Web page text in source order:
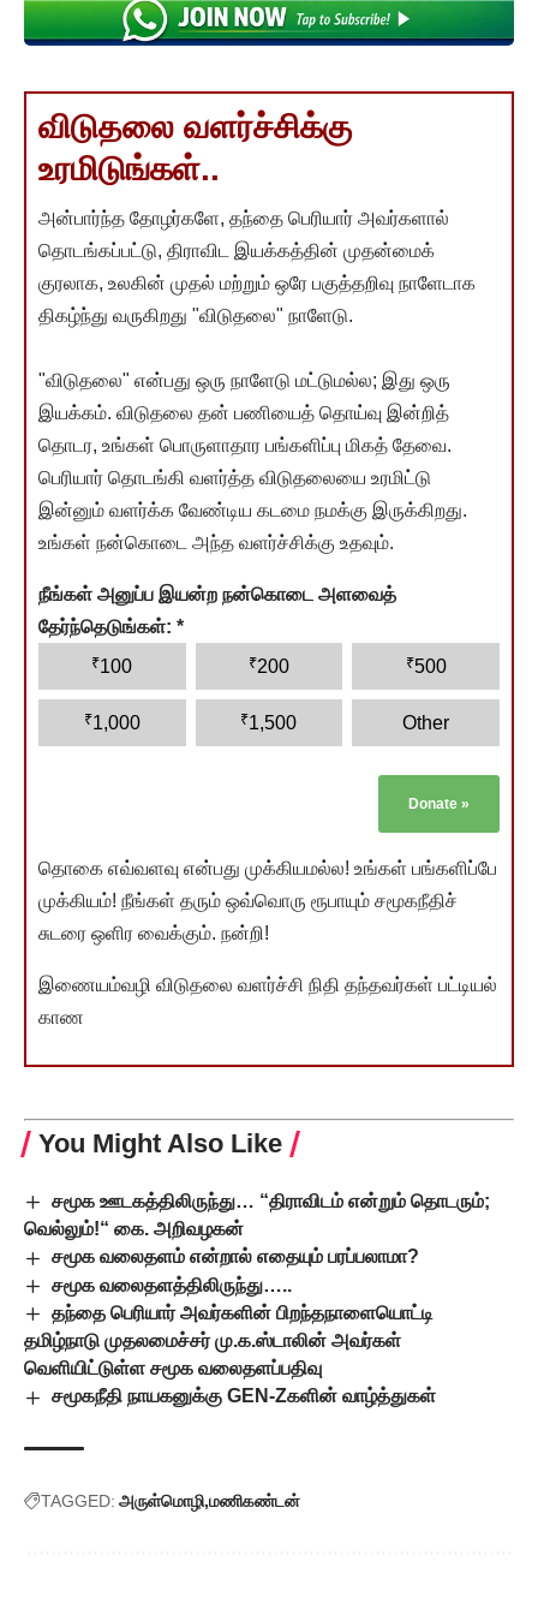
விடுதலை வளர்ச்சிக்கு
உரமிடுங்கள்..
அன்பார்ந்த தோழர்களே, தந்தை பெரியார் அவர்களால்
தொடங்கப்பட்டு, திராவிட இயக்கத்தின் முதன்மைக்
குரலாக, உலகின் முதல் மற்றும் ஒரே பகுத்தறிவு நாளேடாக
திகழ்ந்து வருகிறது "விடுதலை" நாளேடு.
"விடுதலை" என்பது ஒரு நாளேடு மட்டுமல்ல; இது ஒரு
இயக்கம். விடுதலை தன் பணியைத் தொய்வு இன்றித்
தொடர, உங்கள் பொருளாதார பங்களிப்பு மிகத் தேவை.
பெரியார் தொடங்கி வளர்த்த விடுதலையை உரமிட்டு
இன்னும் வளர்க்க வேண்டிய கடமை நமக்கு இருக்கிறது.
உங்கள் நன்கொடை அந்த வளர்ச்சிக்கு உதவும்.
நீங்கள் அனுப்ப இயன்ற நன்கொடை அளவைத்
தேர்ந்தெடுங்கள்: *
₹100 ₹200 ₹500
₹1,000 ₹1,500 Other
Donate »
தொகை எவ்வளவு என்பது முக்கியமல்ல! உங்கள் பங்களிப்பே
முக்கியம்! நீங்கள் தரும் ஒவ்வொரு ரூபாயும் சமூகநீதிச்
சுடரை ஒளிர வைக்கும். நன்றி!
இணையம்வழி விடுதலை வளர்ச்சி நிதி தந்தவர்கள் பட்டியல்
காண
You Might Also Like
சமூக ஊடகத்திலிருந்து… “திராவிடம் என்றும் தொடரும்;
வெல்லும்!“ கை. அறிவழகன்
சமூக வலைதளம் என்றால் எதையும் பரப்பலாமா?
சமூக வலைதளத்திலிருந்து…..
தந்தை பெரியார் அவர்களின் பிறந்தநாளையொட்டி
தமிழ்நாடு முதலமைச்சர் மு.க.ஸ்டாலின் அவர்கள்
வெளியிட்டுள்ள சமூக வலைதளப்பதிவு
சமூகநீதி நாயகனுக்கு GEN-Zகளின் வாழ்த்துகள்
TAGGED: அருள்மொழி மணிகண்டன்